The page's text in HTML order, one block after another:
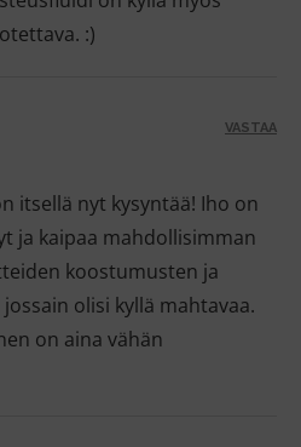
:)
itsellä nyt kysyntää! Iho on
ja kaipaa mahdollisimman
koostumusten ja
olisi kyllä mahtavaa.
on aina vähän
VASTAA